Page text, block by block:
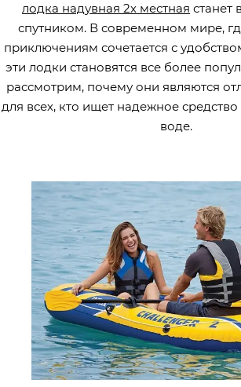
лодка надувная 2х местная
спутником. В современном мире,
приключениям сочетается с
эти лодки становятся все более
рассмотрим, почему они являются
для всех, кто ищет надежное
воде.